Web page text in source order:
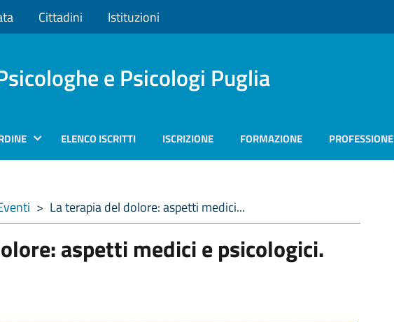
Cittadini Istituzioni
e Psicologi Puglia
ELENCO ISCRITTI ISCRIZIONE FORMAZIONE PROFESSIONE
> La terapia del dolore: aspetti medici...
aspetti medici e psicologici.